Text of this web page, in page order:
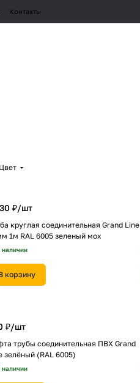
Контакты
Цвет
₽/шт
круглая соединительная Grand Line
1м RAL 6005 зеленый мох
наличии
корзину
₽/шт
трубы соединительная ПВХ Grand
зелёный (RAL 6005)
наличии